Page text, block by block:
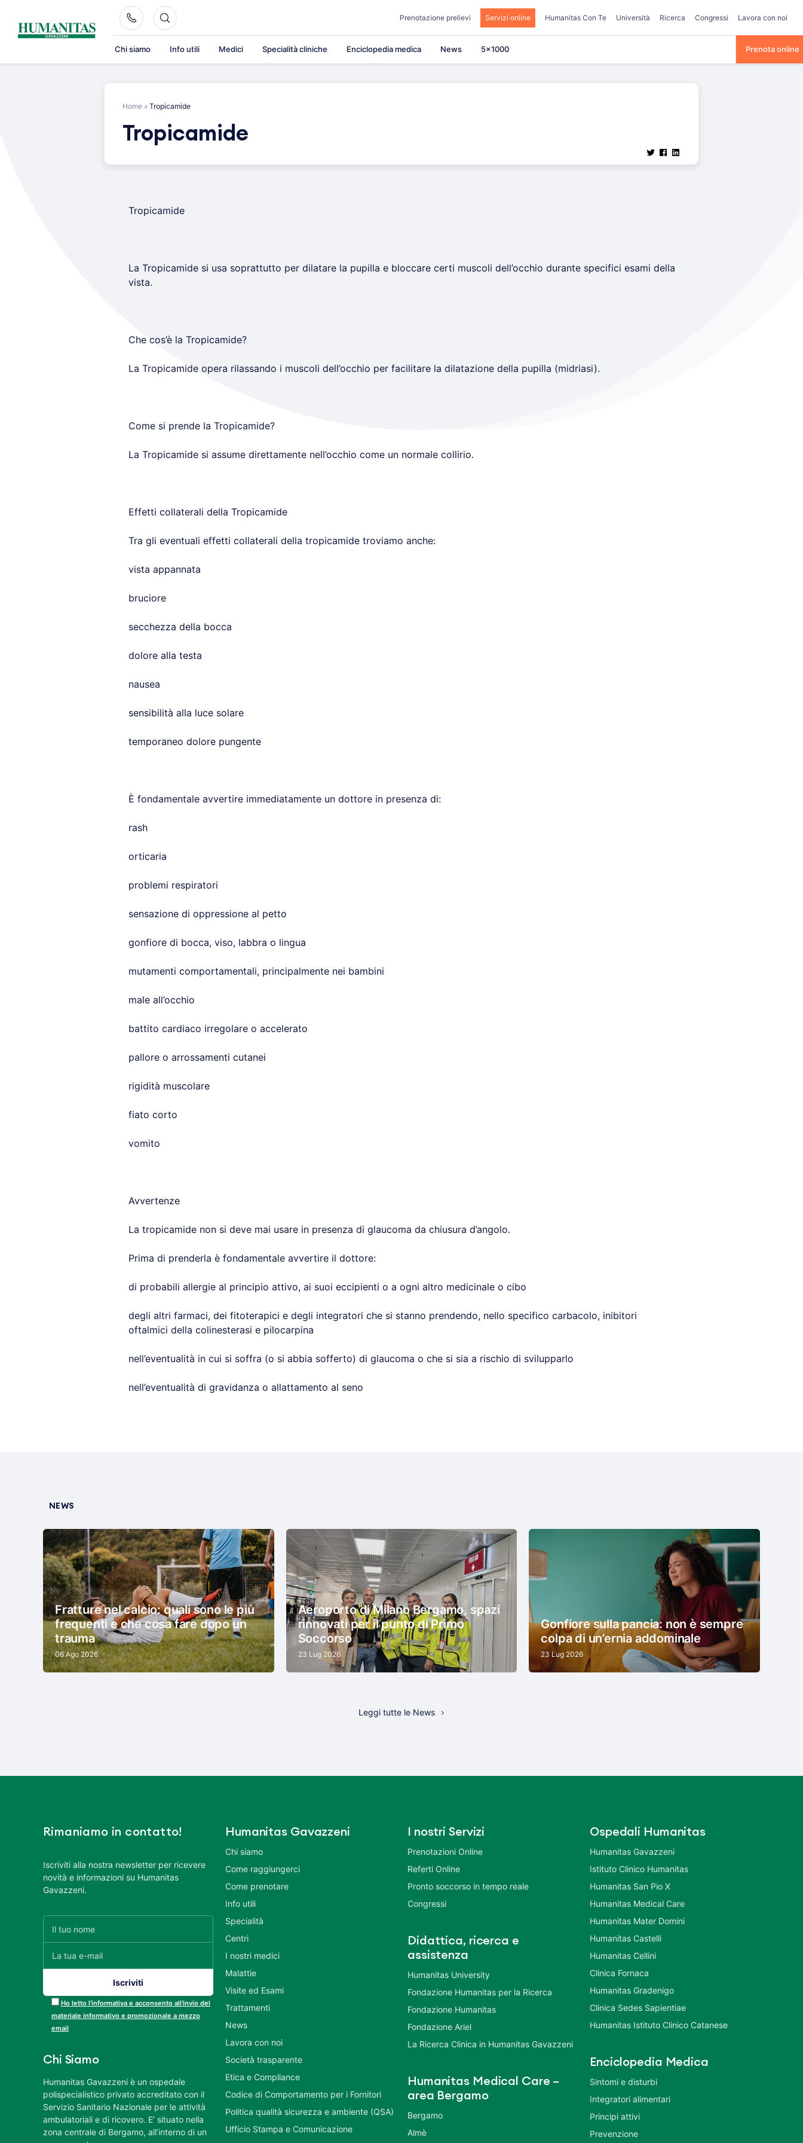
content
Prenotazione prelievi Servizi online Humanitas Con Te Università Ricerca Congressi Lavora con noi
Chi siamo Info utili Medici Specialità cliniche Enciclopedia medica News 5×1000 Prenota online
Home » Tropicamide
Tropicamide
Tropicamide
La Tropicamide si usa soprattutto per dilatare la pupilla e bloccare certi muscoli dell’occhio durante specifici esami della
vista.
Che cos’è la Tropicamide?
La Tropicamide opera rilassando i muscoli dell’occhio per facilitare la dilatazione della pupilla (midriasi).
Come si prende la Tropicamide?
La Tropicamide si assume direttamente nell’occhio come un normale collirio.
Effetti collaterali della Tropicamide
Tra gli eventuali effetti collaterali della tropicamide troviamo anche:
vista appannata
bruciore
secchezza della bocca
dolore alla testa
nausea
sensibilità alla luce solare
temporaneo dolore pungente
È fondamentale avvertire immediatamente un dottore in presenza di:
rash
orticaria
problemi respiratori
sensazione di oppressione al petto
gonfiore di bocca, viso, labbra o lingua
mutamenti comportamentali, principalmente nei bambini
male all’occhio
battito cardiaco irregolare o accelerato
pallore o arrossamenti cutanei
rigidità muscolare
fiato corto
vomito
Avvertenze
La tropicamide non si deve mai usare in presenza di glaucoma da chiusura d’angolo.
Prima di prenderla è fondamentale avvertire il dottore:
di probabili allergie al principio attivo, ai suoi eccipienti o a ogni altro medicinale o cibo
degli altri farmaci, dei fitoterapici e degli integratori che si stanno prendendo, nello specifico carbacolo, inibitori
oftalmici della colinesterasi e pilocarpina
nell’eventualità in cui si soffra (o si abbia sofferto) di glaucoma o che si sia a rischio di svilupparlo
nell’eventualità di gravidanza o allattamento al seno
NEWS
Fratture nel calcio: quali sono le più
frequenti e che cosa fare dopo un
trauma
06 Ago 2026
Aeroporto di Milano Bergamo, spazi
rinnovati per il punto di Primo
Soccorso
23 Lug 2026
Gonfiore sulla pancia: non è sempre
colpa di un’ernia addominale
23 Lug 2026
Leggi tutte le News
Rimaniamo in contatto!
Iscriviti alla nostra newsletter per ricevere
novità e informazioni su Humanitas
Gavazzeni.
Ho letto l’informativa e acconsento all’invio del
materiale informativo e promozionale a mezzo
email
Chi Siamo
Humanitas Gavazzeni è un ospedale
polispecialistico privato accreditato con il
Servizio Sanitario Nazionale per le attività
ambulatoriali e di ricovero. E’ situato nella
zona centrale di Bergamo, all’interno di un
Humanitas Gavazzeni
Chi siamo
Come raggiungerci
Come prenotare
Info utili
Specialità
Centri
I nostri medici
Malattie
Visite ed Esami
Trattamenti
News
Lavora con noi
Società trasparente
Etica e Compliance
Codice di Comportamento per i Fornitori
Politica qualità sicurezza e ambiente (QSA)
Ufficio Stampa e Comunicazione
I nostri Servizi
Prenotazioni Online
Referti Online
Pronto soccorso in tempo reale
Congressi
Didattica, ricerca e
assistenza
Humanitas University
Fondazione Humanitas per la Ricerca
Fondazione Humanitas
Fondazione Ariel
La Ricerca Clinica in Humanitas Gavazzeni
Humanitas Medical Care –
area Bergamo
Bergamo
Almè
Ospedali Humanitas
Humanitas Gavazzeni
Istituto Clinico Humanitas
Humanitas San Pio X
Humanitas Medical Care
Humanitas Mater Domini
Humanitas Castelli
Humanitas Cellini
Clinica Fornaca
Humanitas Gradenigo
Clinica Sedes Sapientiae
Humanitas Istituto Clinico Catanese
Enciclopedia Medica
Sintomi e disturbi
Integratori alimentari
Principi attivi
Prevenzione